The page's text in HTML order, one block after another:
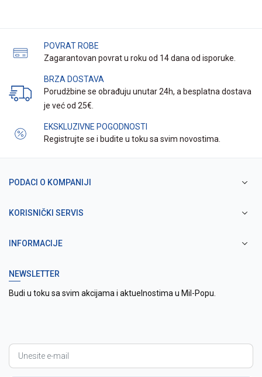
POVRAT ROBE
Zagarantovan povrat u roku od 14 dana od isporuke.
BRZA DOSTAVA
Porudžbine se obrađuju unutar 24h, a besplatna dostava
je već od 25€.
EKSKLUZIVNE POGODNOSTI
Registrujte se i budite u toku sa svim novostima.
PODACI O KOMPANIJI
KORISNIČKI SERVIS
INFORMACIJE
NEWSLETTER
Budi u toku sa svim akcijama i aktuelnostima u Mil-Popu.